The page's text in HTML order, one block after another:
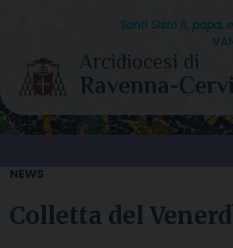
content
Santi Sisto II,
NEWS
Colletta del